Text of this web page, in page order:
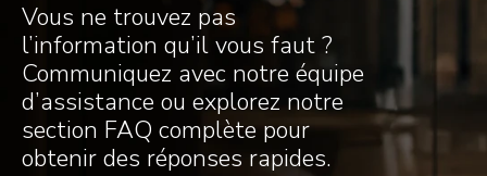
Vous ne trouvez pas
l’information qu’il vous faut ?
Communiquez avec notre équipe
d’assistance ou explorez notre
section FAQ complète pour
obtenir des réponses rapides.